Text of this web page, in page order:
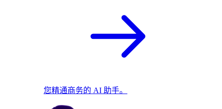
您精通商务的 AI 助手。